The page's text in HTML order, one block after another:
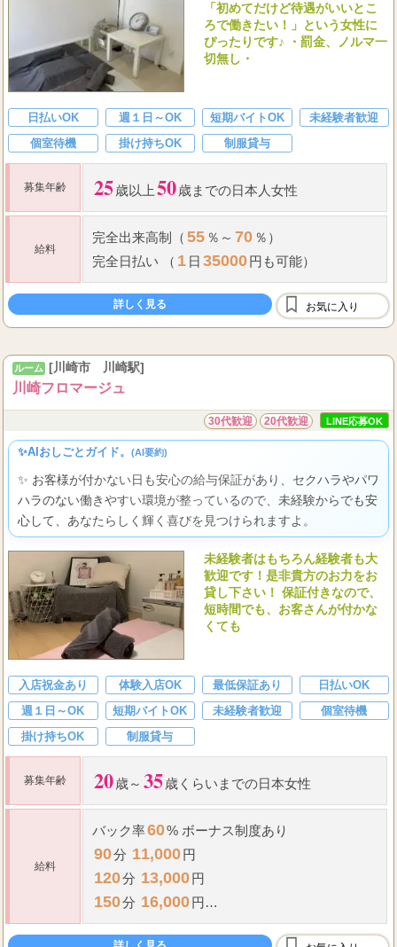
「初めてだけど待遇がいいとこ
ろで働きたい！」という女性に
ぴったりです♪ ・罰金、ノルマ一
切無し・
日払いOK 週１日～OK 短期バイトOK
未経験者歓迎
個室待機
掛け持ちOK 制服貸与
募集年齢 25歳以上 50歳までの日本人女性
給料
完全出来高制（ 55 ％～ 70 ％）
完全日払い （ 1 日 35000円も可能）
詳しく見る お気に入り
ルーム [川崎市 川崎駅]
川崎フロマージュ
30代歓迎 20代歓迎 LINE応募OK
✨AIおしごとガイド。 (AI要約)
✨ お客様が付かない日も安心の給与保証があり、セクハラやパワ
ハラのない働きやすい環境が整っているので、未経験からでも安
心して、あなたらしく輝く喜びを見つけられますよ。
未経験者はもちろん経験者も大
歓迎です！是非貴方のお力をお
貸し下さい！ 保証付きなので、
短時間でも、お客さんが付かな
くても
入店祝金あり 体験入店OK 最低保証あり
日払いOK
週１日～OK
短期バイトOK 未経験者歓迎
個室待機
掛け持ちOK
制服貸与
募集年齢 20歳～ 35歳くらいまでの日本女性
給料
バック率60% ボーナス制度あり
90分 11,000円
120分 13,000円
150分 16,000円